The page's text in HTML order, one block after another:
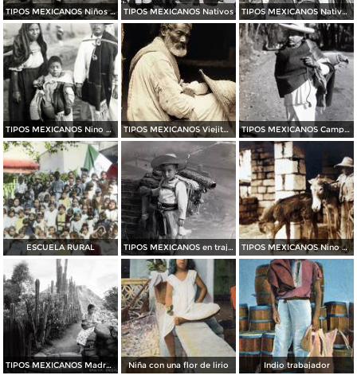
TIPOS MEXICANOS Niños nativos TIPOS MEXICANOS Nativos TIPOS MEXICANOS Nativos de XOCHIMILCO
TIPOS MEXICANOS Nino Vendedor de sopladores TIPOS MEXICANOS Viejito por el fotografo HUGO BREHME TIPOS MEXICANOS Campesino
ESCUELA RURAL TIPOS MEXICANOS en traje tipico TIPOS MEXICANOS Nino nativo
TIPOS MEXICANOS Madre e hijo Niña con una flor de lirio Indio trabajador